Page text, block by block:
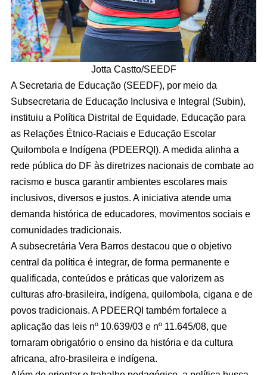
Jotta Castto/SEEDF
A Secretaria de Educação (SEEDF), por meio da
Subsecretaria de Educação Inclusiva e Integral (Subin),
instituiu a Política Distrital de Equidade, Educação para
as Relações Étnico-Raciais e Educação Escolar
Quilombola e Indígena (PDEERQI). A medida alinha a
rede pública do DF às diretrizes nacionais de combate ao
racismo e busca garantir ambientes escolares mais
inclusivos, diversos e justos. A iniciativa atende uma
demanda histórica de educadores, movimentos sociais e
comunidades tradicionais.
A subsecretária Vera Barros destacou que o objetivo
central da política é integrar, de forma permanente e
qualificada, conteúdos e práticas que valorizem as
culturas afro-brasileira, indígena, quilombola, cigana e de
povos tradicionais. A PDEERQI também fortalece a
aplicação das leis nº 10.639/03 e nº 11.645/08, que
tornaram obrigatório o ensino da história e da cultura
africana, afro-brasileira e indígena.